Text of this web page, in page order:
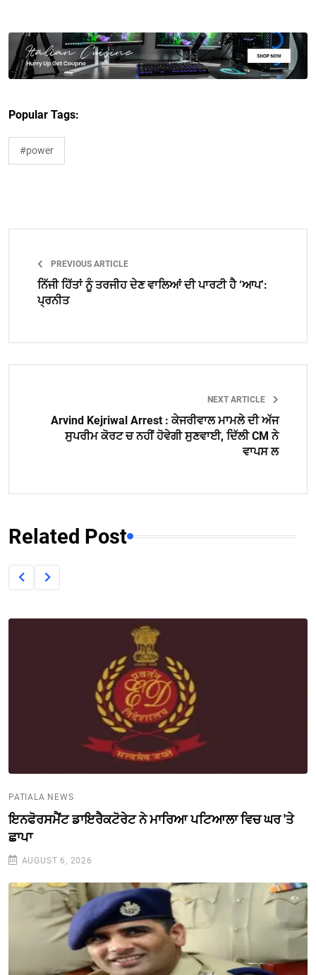
Popular Tags:
#power
PREVIOUS ARTICLE
ਨਿੱਜੀ ਹਿੱਤਾਂ ਨੂੰ ਤਰਜੀਹ ਦੇਣ ਵਾਲਿਆਂ ਦੀ ਪਾਰਟੀ ਹੈ ‘ਆਪ’:
ਪ੍ਰਨੀਤ
NEXT ARTICLE
Arvind Kejriwal Arrest : ਕੇਜਰੀਵਾਲ ਮਾਮਲੇ ਦੀ ਅੱਜ
ਸੁਪਰੀਮ ਕੋਰਟ ਚ ਨਹੀਂ ਹੋਵੇਗੀ ਸੁਣਵਾਈ, ਦਿੱਲੀ CM ਨੇ
ਵਾਪਸ ਲ
Related Post
PATIALA NEWS
ਇਨਫੋਰਸਮੈਂਟ ਡਾਇਰੈਕਟੋਰੇਟ ਨੇ ਮਾਰਿਆ ਪਟਿਆਲਾ ਵਿਚ ਘਰ 'ਤੇ
ਛਾਪਾ
AUGUST 6, 2026